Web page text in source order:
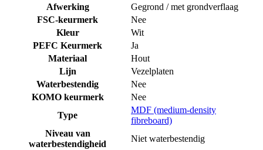
Afwerking
Gegrond / met grondverflaag
FSC-keurmerk
Nee
Kleur
Wit
PEFC Keurmerk
Ja
Materiaal
Hout
Lijn
Vezelplaten
Waterbestendig
Nee
KOMO keurmerk
Nee
Type
MDF (medium-density
fibreboard)
Niveau van
waterbestendigheid
Niet waterbestendig